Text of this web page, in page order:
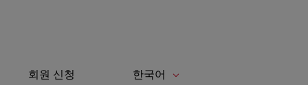
회원 신청 한국어